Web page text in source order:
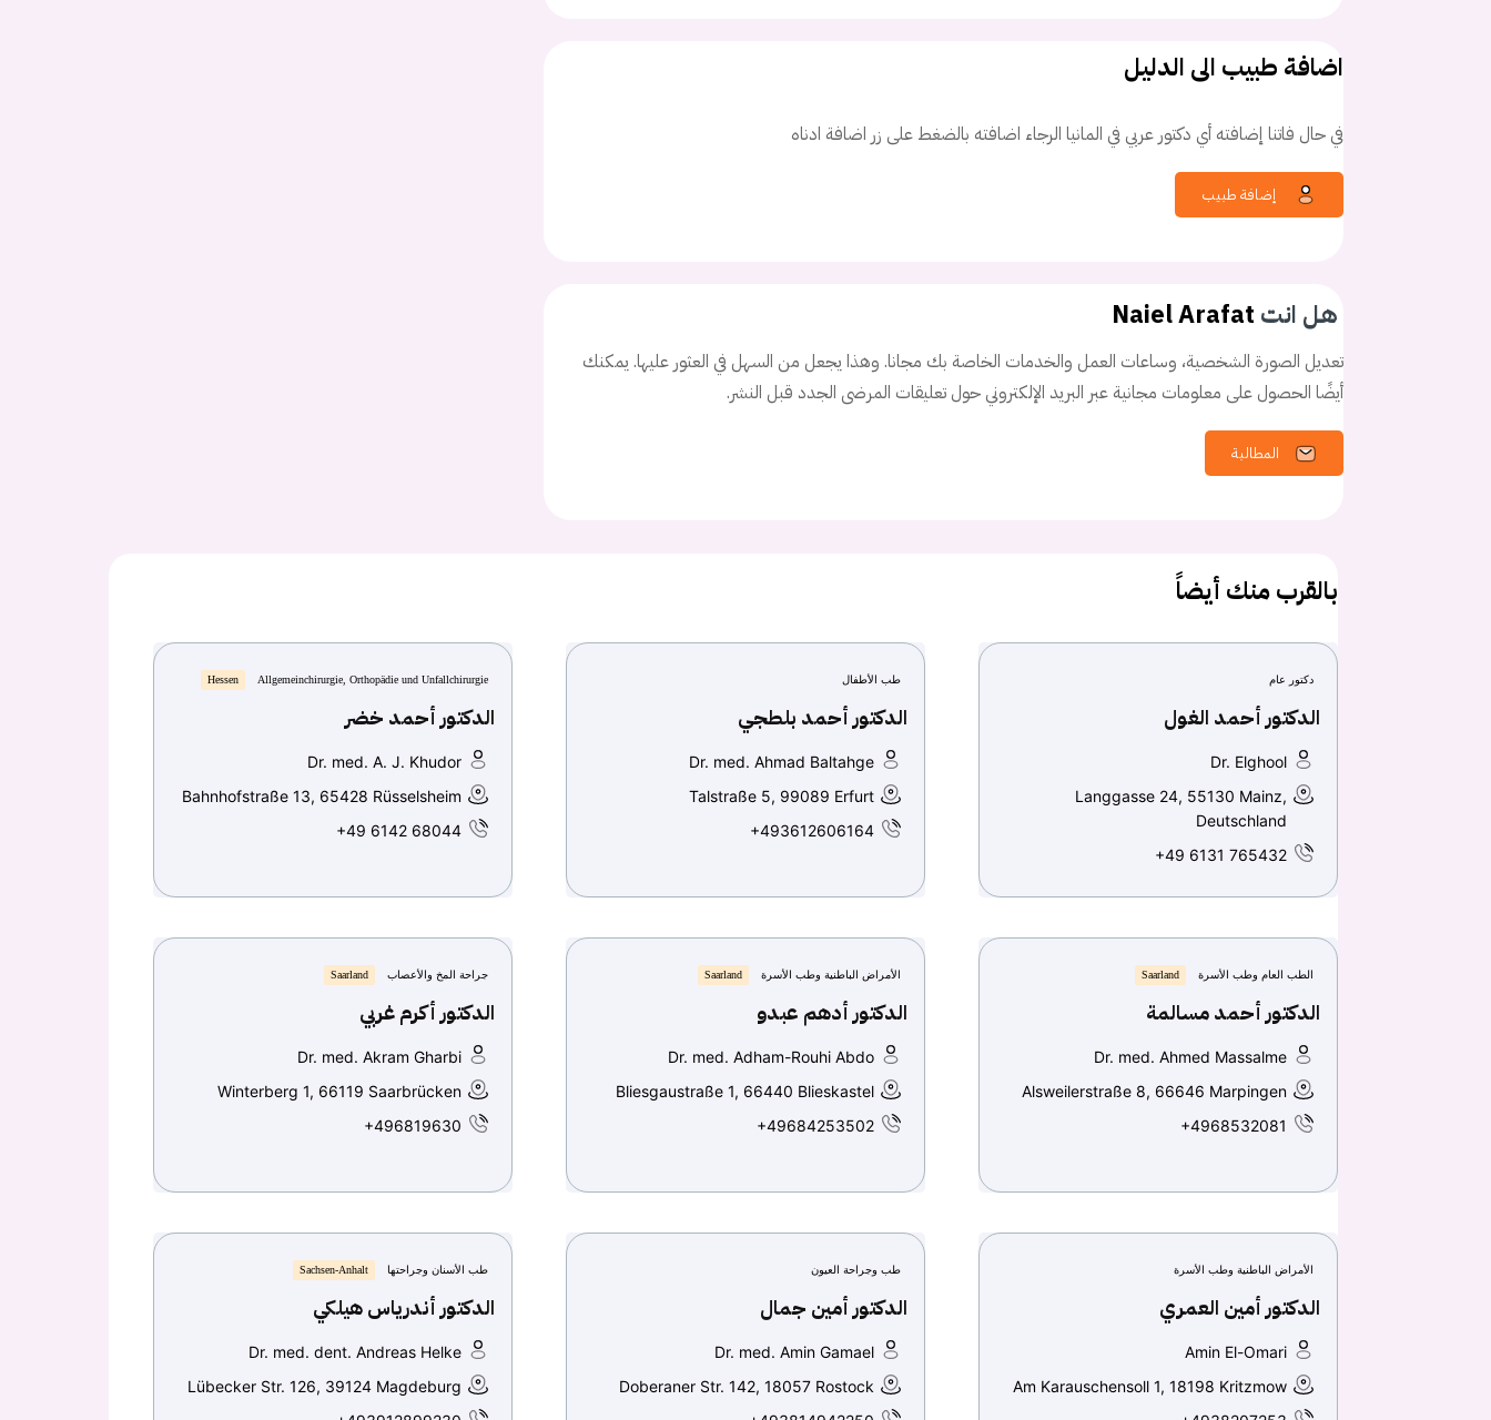
اضافة طبيب الى الدليل
في حال فاتنا إضافته أي دكتور عربي في المانيا الرجاء اضافته بالضغط على زر اضافة ادناه
هل انت Naiel Arafat
تعديل الصورة الشخصية، وساعات العمل والخدمات الخاصة بك مجانا. وهذا يجعل من السهل في العثور عليها. يمكنك
أيضًا الحصول على معلومات مجانية عبر البريد الإلكتروني حول تعليقات المرضى الجدد قبل النشر.
المطالبة
بالقرب منك أيضاً
دكتور عام
الدكتور أحمد الغول
Dr. Elghool
Langgasse 24, 55130 Mainz,
Deutschland
+49 6131 765432
طب الأطفال
الدكتور أحمد بلطجي
Dr. med. Ahmad Baltahge
Talstraße 5, 99089 Erfurt
+493612606164
Allgemeinchirurgie, Orthopädie und Unfallchirurgie
Hessen
الدكتور أحمد خضر
Dr. med. A. J. Khudor
Bahnhofstraße 13, 65428 Rüsselsheim
+49 6142 68044
الطب العام وطب الأسرة Saarland
الدكتور أحمد مسالمة
Dr. med. Ahmed Massalme
Alsweilerstraße 8, 66646 Marpingen
+4968532081
الأمراض الباطنية وطب الأسرة Saarland
الدكتور أدهم عبدو
Dr. med. Adham-Rouhi Abdo
Bliesgaustraße 1, 66440 Blieskastel
+49684253502
جراحة المخ والأعصاب Saarland
الدكتور أكرم غربي
Dr. med. Akram Gharbi
Winterberg 1, 66119 Saarbrücken
+496819630
الأمراض الباطنية وطب الأسرة
الدكتور أمين العمري
Amin El-Omari
Am Karauschensoll 1, 18198 Kritzmow
طب وجراحة العيون
الدكتور أمين جمال
Dr. med. Amin Gamael
Doberaner Str. 142, 18057 Rostock
طب الأسنان وجراحتها Sachsen-Anhalt
الدكتور أندرياس هيلكي
Dr. med. dent. Andreas Helke
Lübecker Str. 126, 39124 Magdeburg